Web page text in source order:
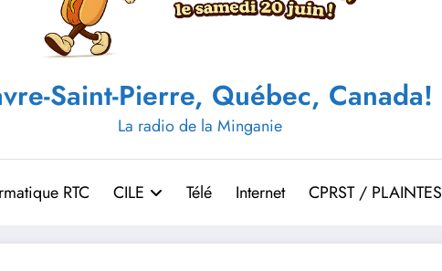
Saint-Pierre, Québec, Canada!
La radio de la Minganie
RTC CILE Télé Internet CPRST / PLAINTES